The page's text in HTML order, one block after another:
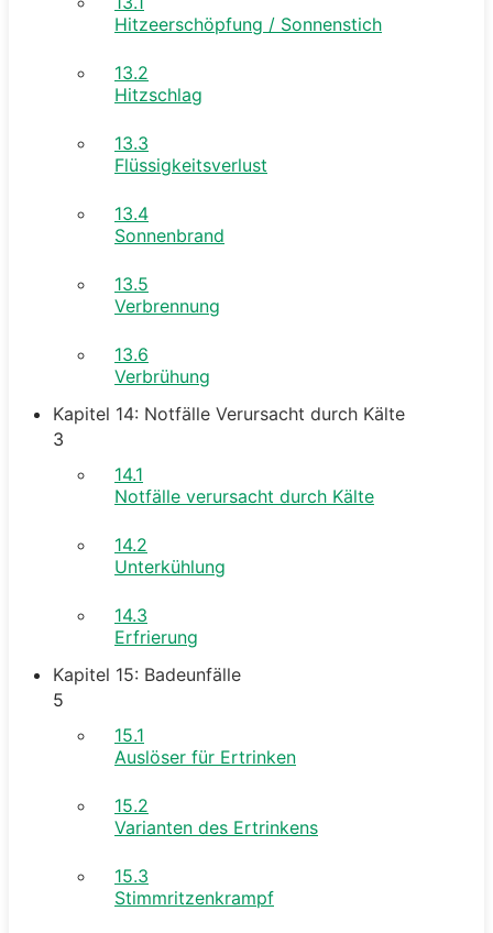
Hitzeerschöpfung / Sonnenstich
13.2
Hitzschlag
13.3
Flüssigkeitsverlust
13.4
Sonnenbrand
13.5
Verbrennung
13.6
Verbrühung
Kapitel 14: Notfälle Verursacht durch Kälte
3
14.1
Notfälle verursacht durch Kälte
14.2
Unterkühlung
14.3
Erfrierung
Kapitel 15: Badeunfälle
5
15.1
Auslöser für Ertrinken
15.2
Varianten des Ertrinkens
15.3
Stimmritzenkrampf